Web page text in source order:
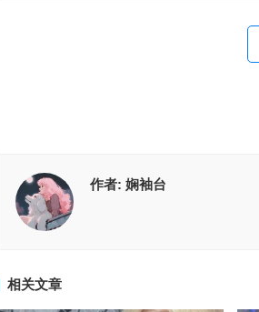
作者: 娴袖台
相关文章